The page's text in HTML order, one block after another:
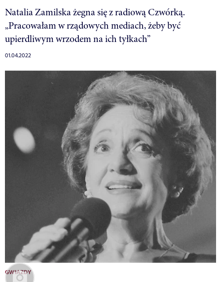
Natalia Zamilska żegna się z radiową Czwórką.
„Pracowałam w rządowych mediach, żeby być
upierdliwym wrzodem na ich tyłkach”
01.04.2022
GWIAZDY